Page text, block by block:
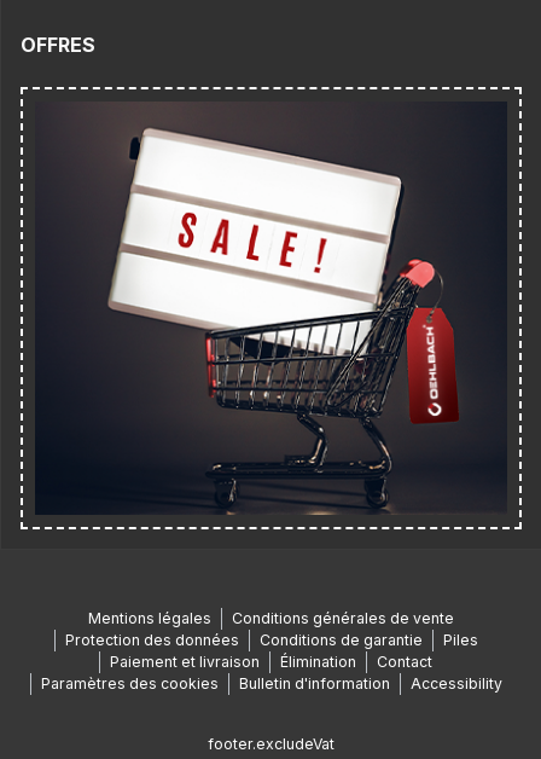
OFFRES
Mentions légales
Conditions générales de vente
Protection des données
Conditions de garantie
Piles
Paiement et livraison
Élimination
Contact
Paramètres des cookies
Bulletin d'information Accessibility
footer.excludeVat